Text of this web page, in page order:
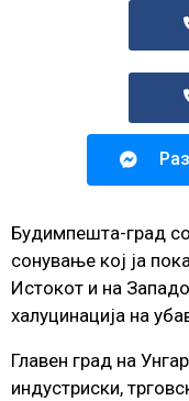
Будимпешта-град
сонување кој ја
Истокот и на
халуцинација на
Главен град на
индустриски,